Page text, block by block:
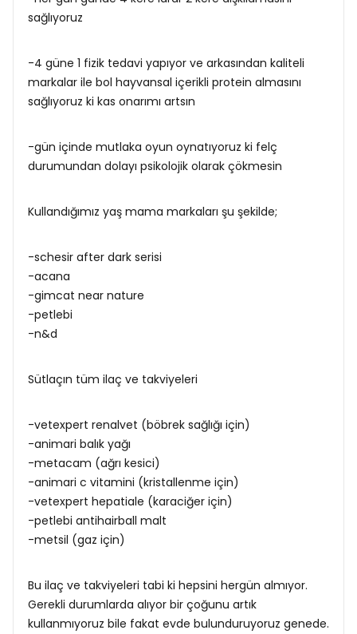
sağlıyoruz
-4 güne 1 fizik tedavi yapıyor ve arkasından kaliteli
markalar ile bol hayvansal içerikli protein almasını
sağlıyoruz ki kas onarımı artsın
-gün içinde mutlaka oyun oynatıyoruz ki felç
durumundan dolayı psikolojik olarak çökmesin
Kullandığımız yaş mama markaları şu şekilde;
-schesir after dark serisi
-acana
-gimcat near nature
-petlebi
-n&d
Sütlaçın tüm ilaç ve takviyeleri
-vetexpert renalvet (böbrek sağlığı için)
-animari balık yağı
-metacam (ağrı kesici)
-animari c vitamini (kristallenme için)
-vetexpert hepatiale (karaciğer için)
-petlebi antihairball malt
-metsil (gaz için)
Bu ilaç ve takviyeleri tabi ki hepsini hergün almıyor.
Gerekli durumlarda alıyor bir çoğunu artık
kullanmıyoruz bile fakat evde bulunduruyoruz genede.